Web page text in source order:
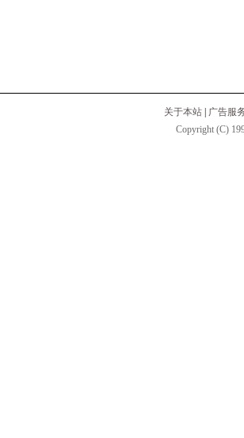
关于本站
广告服
Copyright (C)